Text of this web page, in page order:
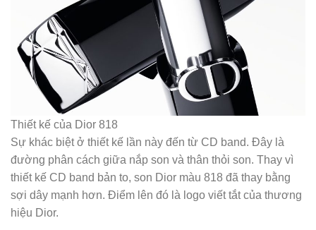
Thiết kế của Dior 818
Sự khác biệt ở thiết kế lần này đến từ CD band. Đây là
đường phân cách giữa nắp son và thân thỏi son. Thay vì
thiết kế CD band bản to, son Dior màu 818 đã thay bằng
sợi dây mạnh hơn. Điểm lên đó là logo viết tắt của thương
hiệu Dior.